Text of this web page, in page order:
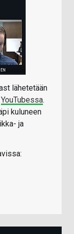
lähetetään
YouTubessa.
kuluneen
ja